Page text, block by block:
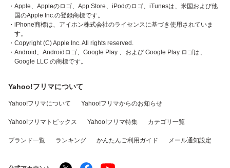
・Apple、Appleのロゴ、App Store、iPodのロゴ、iTunesは、米国および他
国のApple Inc.の登録商標です。
・iPhone商標は、アイホン株式会社のライセンスに基づき使用されていま
す。
・Copyright (C) Apple Inc. All rights reserved.
・Android、Androidロゴ、Google Play 、および Google Play ロゴは、
Google LLC の商標です。
Yahoo!フリマについて
Yahoo!フリマについて Yahoo!フリマからのお知らせ
Yahoo!フリマトピックス Yahoo!フリマ特集 カテゴリ一覧
ブランド一覧 ランキング かんたんご利用ガイド メール通知設定